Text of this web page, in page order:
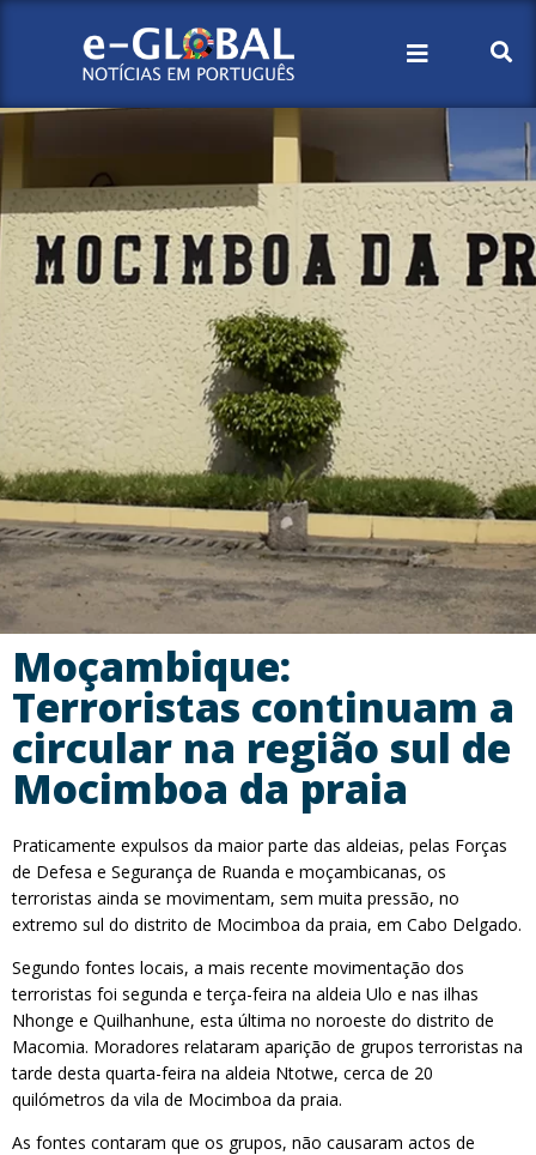
Moçambique:
Terroristas continuam a
circular na região sul de
Mocimboa da praia
Praticamente expulsos da maior parte das aldeias, pelas Forças
de Defesa e Segurança de Ruanda e moçambicanas, os
terroristas ainda se movimentam, sem muita pressão, no
extremo sul do distrito de Mocimboa da praia, em Cabo Delgado.
Segundo fontes locais, a mais recente movimentação dos
terroristas foi segunda e terça-feira na aldeia Ulo e nas ilhas
Nhonge e Quilhanhune, esta última no noroeste do distrito de
Macomia. Moradores relataram aparição de grupos terroristas na
tarde desta quarta-feira na aldeia Ntotwe, cerca de 20
quilómetros da vila de Mocimboa da praia.
As fontes contaram que os grupos, não causaram actos de